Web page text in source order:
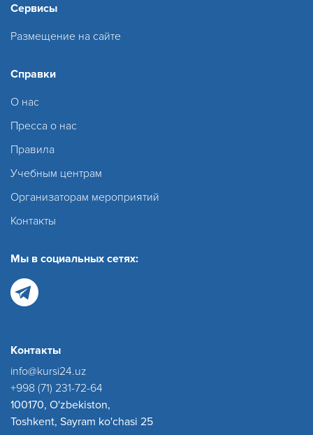
Сервисы
Размещение на сайте
Справки
О нас
Пресса о нас
Правила
Учебным центрам
Организаторам мероприятий
Контакты
Мы в социальных сетях:
Контакты
info@kursi24.uz
+998 (71) 231-72-64
100170, O'zbekiston,
Toshkent, Sayram ko'chasi 25